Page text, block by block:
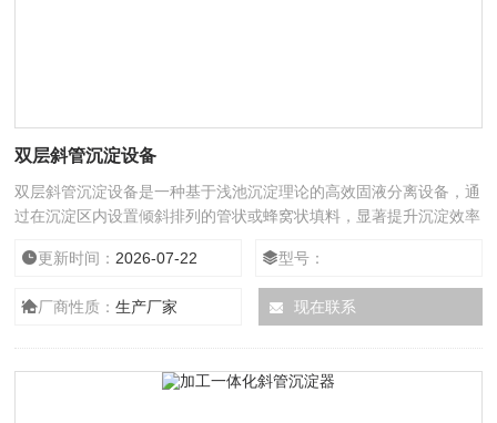
双层斜管沉淀设备
双层斜管沉淀设备是一种基于浅池沉淀理论的高效固液分离设备，通
过在沉淀区内设置倾斜排列的管状或蜂窝状填料，显著提升沉淀效率
更新时间： 2026-07-22 型号：
厂商性质：生产厂家 现在联系